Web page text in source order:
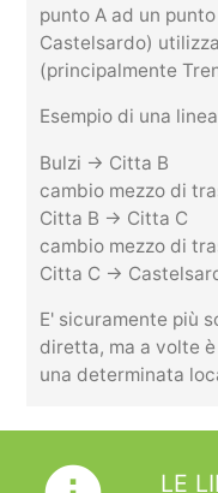
punto A ad un
Castelsardo)
(principalmente
Esempio di una
Bulzi -> Citta B
cambio mezzo di
Citta B -> Citta C
cambio mezzo di
Citta C ->
E' sicuramente più
diretta, ma a volte
una determinata
LE